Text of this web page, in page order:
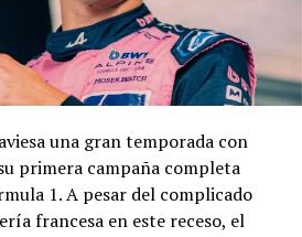
una gran temporada con
primera campaña completa
1. A pesar del complicado
francesa en este receso, el